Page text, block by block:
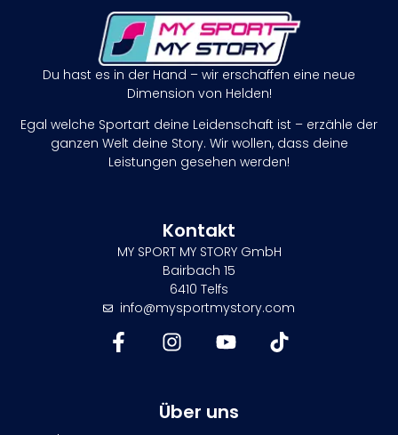
Du hast es in der Hand – wir erschaffen eine neue
Dimension von Helden!
Egal welche Sportart deine Leidenschaft ist – erzähle der
ganzen Welt deine Story. Wir wollen, dass deine
Leistungen gesehen werden!
Kontakt
MY SPORT MY STORY GmbH
Bairbach 15
6410 Telfs
info@mysportmystory.com
Über uns